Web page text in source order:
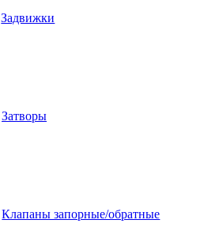
Задвижки
Затворы
Клапаны запорные/обратные